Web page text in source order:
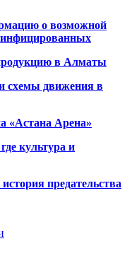
о возможной
инфицированных
в Алматы
схемы движения в
«Астана Арена»
культура и
предательства